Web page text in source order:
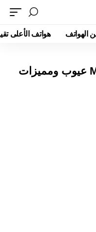
الهواتف هواتف الأعلى
سعر ومواصفات بوكو باد M1 عيوب ومميزات